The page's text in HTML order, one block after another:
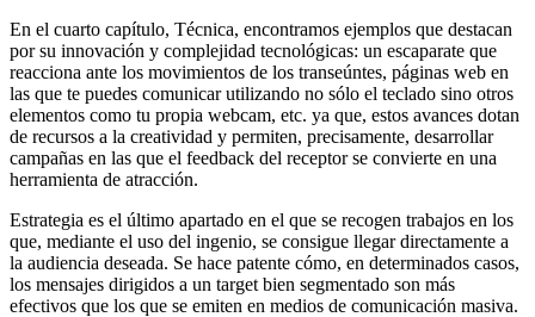
En el cuarto capítulo, Técnica, encontramos ejemplos que destacan
por su innovación y complejidad tecnológicas: un escaparate que
reacciona ante los movimientos de los transeúntes, páginas web en
las que te puedes comunicar utilizando no sólo el teclado sino otros
elementos como tu propia webcam, etc. ya que, estos avances dotan
de recursos a la creatividad y permiten, precisamente, desarrollar
campañas en las que el feedback del receptor se convierte en una
herramienta de atracción.
Estrategia es el último apartado en el que se recogen trabajos en los
que, mediante el uso del ingenio, se consigue llegar directamente a
la audiencia deseada. Se hace patente cómo, en determinados casos,
los mensajes dirigidos a un target bien segmentado son más
efectivos que los que se emiten en medios de comunicación masiva.